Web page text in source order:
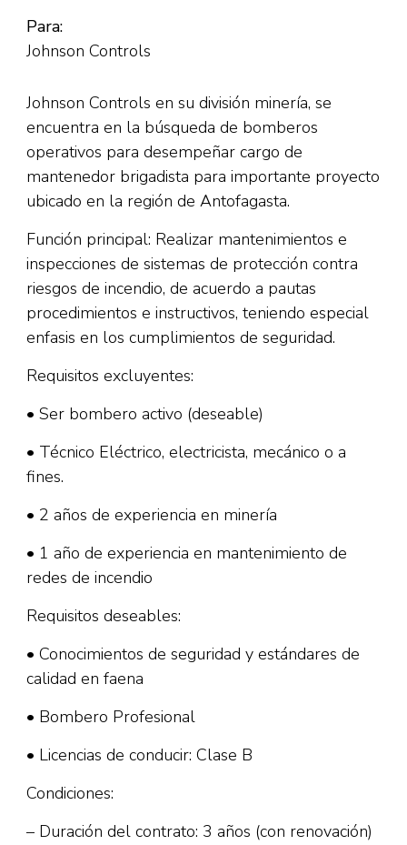
Para:
Johnson Controls
Johnson Controls en su división minería, se
encuentra en la búsqueda de bomberos
operativos para desempeñar cargo de
mantenedor brigadista para importante proyecto
ubicado en la región de Antofagasta.
Función principal: Realizar mantenimientos e
inspecciones de sistemas de protección contra
riesgos de incendio, de acuerdo a pautas
procedimientos e instructivos, teniendo especial
enfasis en los cumplimientos de seguridad.
Requisitos excluyentes:
• Ser bombero activo (deseable)
• Técnico Eléctrico, electricista, mecánico o a
fines.
• 2 años de experiencia en minería
• 1 año de experiencia en mantenimiento de
redes de incendio
Requisitos deseables:
• Conocimientos de seguridad y estándares de
calidad en faena
• Bombero Profesional
• Licencias de conducir: Clase B
Condiciones:
– Duración del contrato: 3 años (con renovación)